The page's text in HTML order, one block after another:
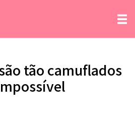
tão camuflados